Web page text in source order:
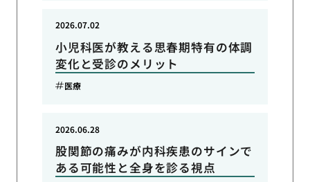
小児科医が教える思春期特有の体調
変化と受診のメリット
2026.07.02
医療
股関節の痛みが内科疾患のサインで
ある可能性と全身を診る視点
2026.06.28